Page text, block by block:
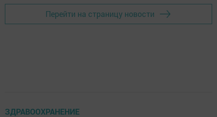
Перейти на страницу новости
ЗДРАВООХРАНЕНИЕ